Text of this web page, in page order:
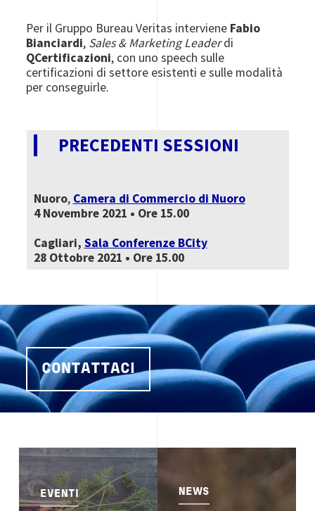
Per il Gruppo Bureau Veritas interviene Fabio
Bianciardi, Sales & Marketing Leaderdi
QCertificazioni, con uno speech sulle
certificazioni di settore esistenti e sulle modalità
per conseguirle.
PRECEDENTI SESSIONI
Nuoro, Camera di Commercio di Nuoro
4 Novembre 2021 • Ore 15.00
Cagliari, Sala Conferenze BCity
28 Ottobre 2021 • Ore 15.00
CONTATTACI
Image
EVENTI NEWS